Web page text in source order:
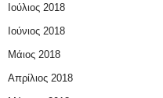
Ιούλιος 2018
Ιούνιος 2018
Μάιος 2018
Απρίλιος 2018